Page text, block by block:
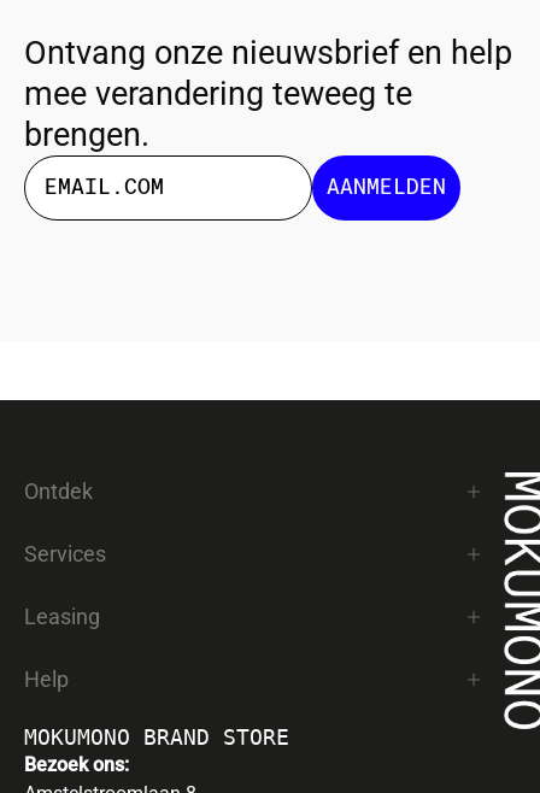
Ontvang onze nieuwsbrief en help
mee verandering teweeg te
brengen.
AANMELDEN
Ontdek
Services
Leasing
Help
MOKUMONO BRAND STORE
Bezoek ons: